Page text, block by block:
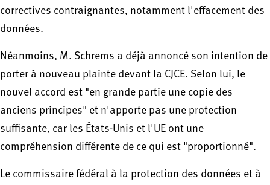
correctives contraignantes, notamment l'effacement des
données.
Néanmoins, M. Schrems a déjà annoncé son intention de
porter à nouveau plainte devant la CJCE. Selon lui, le
nouvel accord est "en grande partie une copie des
anciens principes" et n'apporte pas une protection
suffisante, car les États-Unis et l'UE ont une
compréhension différente de ce qui est "proportionné".
Le commissaire fédéral à la protection des données et à